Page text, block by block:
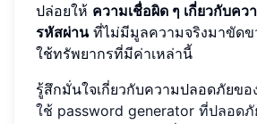
ปล่อยให้ ความเชื่อผิด ๆ เกี่ยวกับค
รหัสผ่านที่ไม่มีมูลความจริงมาขัดข
ใช้ทรัพยากรที่มีค่าเหล่านี้
รู้สึกมั่นใจเกี่ยวกับความปลอดภัยข
ใช้ password generator ที่ปลอดภั